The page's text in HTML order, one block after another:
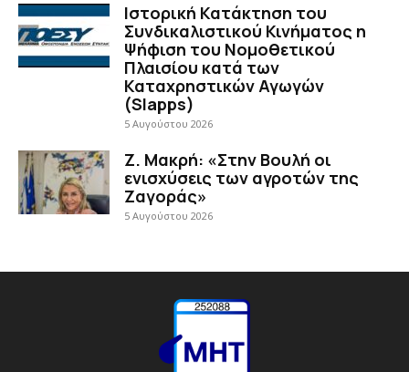
Ιστορική Κατάκτηση του
Συνδικαλιστικού Κινήματος η
Ψήφιση του Νομοθετικού
Πλαισίου κατά των
Καταχρηστικών Αγωγών
(Slapps)
5 Αυγούστου 2026
Ζ. Μακρή: «Στην Βουλή οι
ενισχύσεις των αγροτών της
Ζαγοράς»
5 Αυγούστου 2026